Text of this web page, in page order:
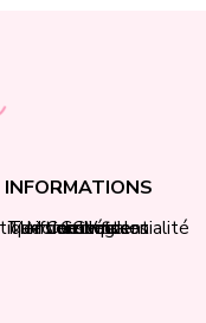
INFORMATIONS
Contact
Mon compte
CGV
de confidentialité
Mentions légales
Tarifs de livraison